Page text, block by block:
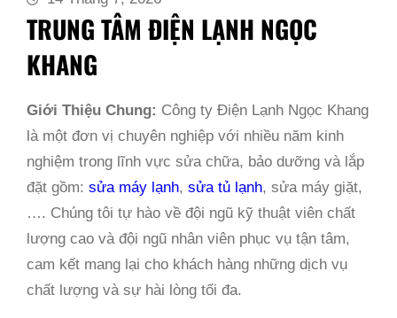
TRUNG TÂM ĐIỆN LẠNH NGỌC
KHANG
Giới Thiệu Chung: Công ty Điện Lạnh Ngọc Khang
là một đơn vị chuyên nghiệp với nhiều năm kinh
nghiệm trong lĩnh vực sửa chữa, bảo dưỡng và lắp
đặt gồm: sửa máy lạnh, sửa tủ lạnh, sửa máy giặt,
…. Chúng tôi tự hào về đội ngũ kỹ thuật viên chất
lượng cao và đội ngũ nhân viên phục vụ tận tâm,
cam kết mang lại cho khách hàng những dịch vụ
chất lượng và sự hài lòng tối đa.